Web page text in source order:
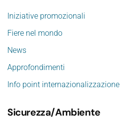
Iniziative promozionali
Fiere nel mondo
News
Approfondimenti
Info point internazionalizzazione
Sicurezza/Ambiente